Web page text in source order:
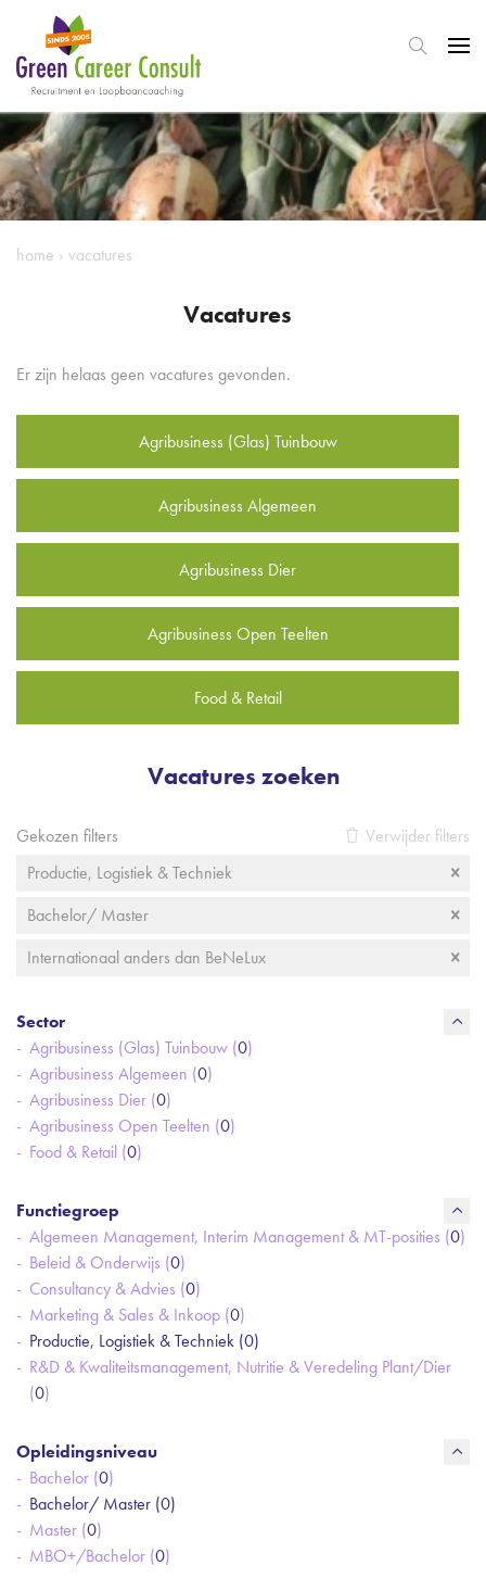
home › vacatures
Vacatures
Er zijn helaas geen vacatures gevonden.
Agribusiness (Glas) Tuinbouw
Agribusiness Algemeen
Agribusiness Dier
Agribusiness Open Teelten
Food & Retail
Vacatures zoeken
Gekozen filters
Verwijder filters
Productie, Logistiek & Techniek
Bachelor/ Master
Internationaal anders dan BeNeLux
Sector
Agribusiness (Glas) Tuinbouw (0)
Agribusiness Algemeen (0)
Agribusiness Dier (0)
Agribusiness Open Teelten (0)
Food & Retail (0)
Functiegroep
Algemeen Management, Interim Management & MT-posities (0)
Beleid & Onderwijs (0)
Consultancy & Advies (0)
Marketing & Sales & Inkoop (0)
Productie, Logistiek & Techniek (0)
R&D & Kwaliteitsmanagement, Nutritie & Veredeling Plant/Dier
(0)
Opleidingsniveau
Bachelor (0)
Bachelor/ Master (0)
Master (0)
MBO+/Bachelor (0)